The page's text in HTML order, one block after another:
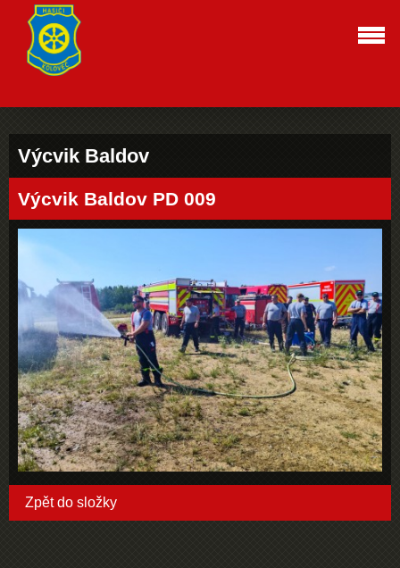
Výcvik Baldov
Výcvik Baldov PD 009
Zpět do složky